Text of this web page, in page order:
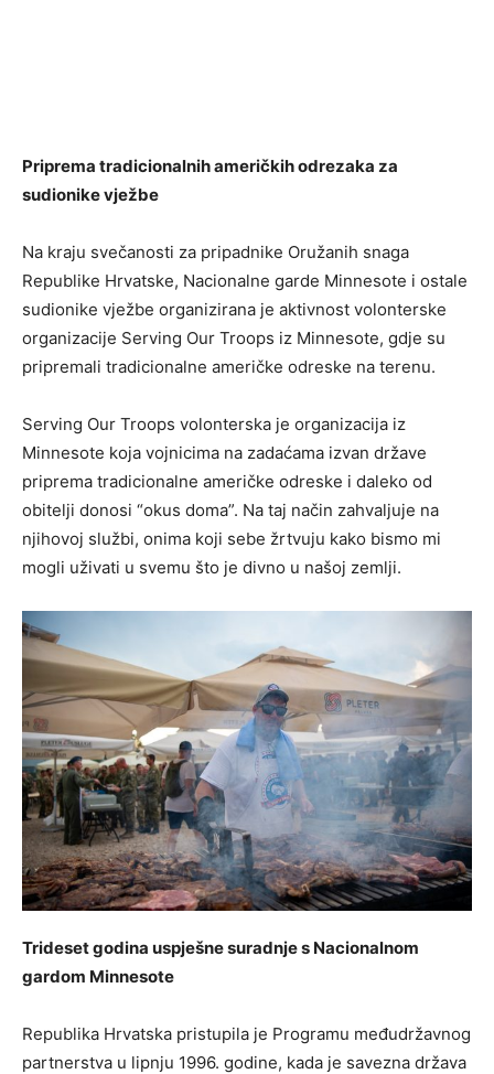
Priprema tradicionalnih američkih odrezaka za
sudionike vježbe
Na kraju svečanosti za pripadnike Oružanih snaga
Republike Hrvatske, Nacionalne garde Minnesote i ostale
sudionike vježbe organizirana je aktivnost volonterske
organizacije Serving Our Troops iz Minnesote, gdje su
pripremali tradicionalne američke odreske na terenu.
Serving Our Troops volonterska je organizacija iz
Minnesote koja vojnicima na zadaćama izvan države
priprema tradicionalne američke odreske i daleko od
obitelji donosi “okus doma”. Na taj način zahvaljuje na
njihovoj službi, onima koji sebe žrtvuju kako bismo mi
mogli uživati u svemu što je divno u našoj zemlji.
Trideset godina uspješne suradnje s Nacionalnom
gardom Minnesote
Republika Hrvatska pristupila je Programu međudržavnog
partnerstva u lipnju 1996. godine, kada je savezna država